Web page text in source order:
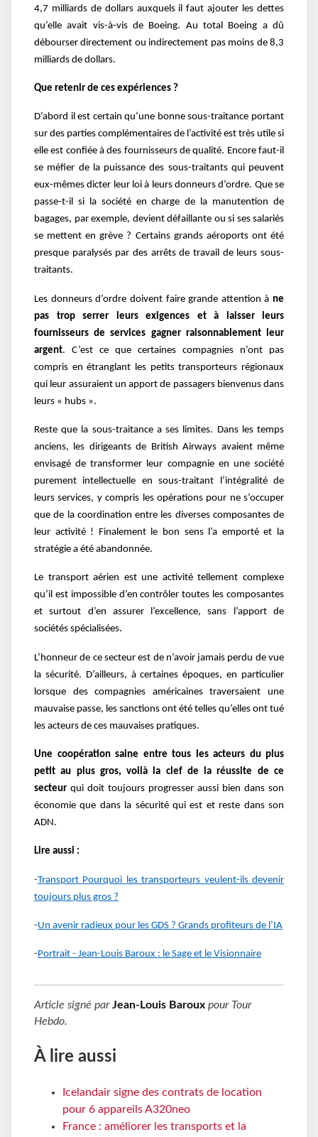
4,7 milliards de dollars auxquels il faut ajouter les dettes
qu’elle avait vis-à-vis de Boeing. Au total Boeing a dû
débourser directement ou indirectement pas moins de 8,3
milliards de dollars.
Que retenir de ces expériences ?
D’abord il est certain qu’une bonne sous-traitance portant
sur des parties complémentaires de l’activité est très utile si
elle est confiée à des fournisseurs de qualité. Encore faut-il
se méfier de la puissance des sous-traitants qui peuvent
eux-mêmes dicter leur loi à leurs donneurs d’ordre. Que se
passe-t-il si la société en charge de la manutention de
bagages, par exemple, devient défaillante ou si ses salariés
se mettent en grève ? Certains grands aéroports ont été
presque paralysés par des arrêts de travail de leurs sous-
traitants.
Les donneurs d’ordre doivent faire grande attention à ne
pas trop serrer leurs exigences et à laisser leurs
fournisseurs de services gagner raisonnablement leur
argent. C’est ce que certaines compagnies n’ont pas
compris en étranglant les petits transporteurs régionaux
qui leur assuraient un apport de passagers bienvenus dans
leurs « hubs ».
Reste que la sous-traitance a ses limites. Dans les temps
anciens, les dirigeants de British Airways avaient même
envisagé de transformer leur compagnie en une société
purement intellectuelle en sous-traitant l’intégralité de
leurs services, y compris les opérations pour ne s’occuper
que de la coordination entre les diverses composantes de
leur activité ! Finalement le bon sens l’a emporté et la
stratégie a été abandonnée.
Le transport aérien est une activité tellement complexe
qu’il est impossible d’en contrôler toutes les composantes
et surtout d’en assurer l’excellence, sans l’apport de
sociétés spécialisées.
L’honneur de ce secteur est de n’avoir jamais perdu de vue
la sécurité. D’ailleurs, à certaines époques, en particulier
lorsque des compagnies américaines traversaient une
mauvaise passe, les sanctions ont été telles qu’elles ont tué
les acteurs de ces mauvaises pratiques.
Une coopération saine entre tous les acteurs du plus
petit au plus gros, voilà la clef de la réussite de ce
secteur qui doit toujours progresser aussi bien dans son
économie que dans la sécurité qui est et reste dans son
ADN.
Lire aussi :
-Transport Pourquoi les transporteurs veulent-ils devenir
toujours plus gros ?
-Un avenir radieux pour les GDS ? Grands profiteurs de l’IA
-Portrait - Jean-Louis Baroux : le Sage et le Visionnaire
Article signé parJean-Louis Baroux pour Tour
Hebdo.
À lire aussi
Icelandair signe des contrats de location
pour 6 appareils A320neo
France : améliorer les transports et la